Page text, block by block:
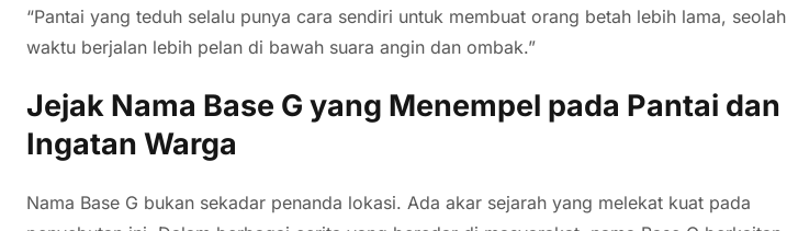
“Pantai yang teduh selalu punya cara sendiri untuk membuat orang betah lebih lama, seolah
waktu berjalan lebih pelan di bawah suara angin dan ombak.”
Jejak Nama Base G yang Menempel pada Pantai dan
Ingatan Warga
Nama Base G bukan sekadar penanda lokasi. Ada akar sejarah yang melekat kuat pada